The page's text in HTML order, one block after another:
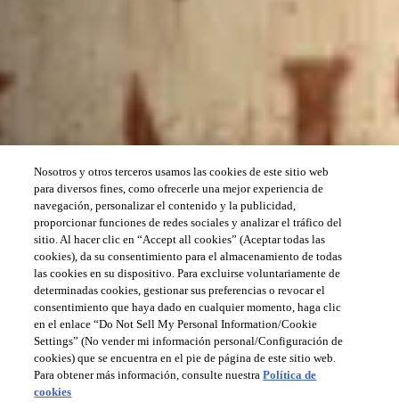
Nosotros y otros terceros usamos las cookies de este sitio web
para diversos fines, como ofrecerle una mejor experiencia de
navegación, personalizar el contenido y la publicidad,
proporcionar funciones de redes sociales y analizar el tráfico del
sitio. Al hacer clic en “Accept all cookies” (Aceptar todas las
cookies), da su consentimiento para el almacenamiento de todas
las cookies en su dispositivo. Para excluirse voluntariamente de
determinadas cookies, gestionar sus preferencias o revocar el
consentimiento que haya dado en cualquier momento, haga clic
en el enlace “Do Not Sell My Personal Information/Cookie
Settings” (No vender mi información personal/Configuración de
cookies) que se encuentra en el pie de página de este sitio web.
Para obtener más información, consulte nuestraPolítica de
cookies